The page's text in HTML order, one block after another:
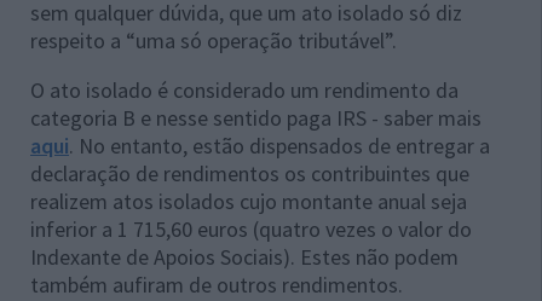
sem qualquer dúvida, que um ato isolado só diz
respeito a “uma só operação tributável”.
O ato isolado é considerado um rendimento da
categoria B e nesse sentido paga IRS - saber mais
aqui. No entanto, estão dispensados de entregar a
declaração de rendimentos os contribuintes que
realizem atos isolados cujo montante anual seja
inferior a 1 715,60 euros (quatro vezes o valor do
Indexante de Apoios Sociais). Estes não podem
também aufiram de outros rendimentos.